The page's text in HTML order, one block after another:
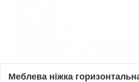
Меблева ніжка